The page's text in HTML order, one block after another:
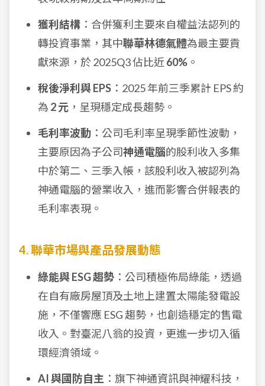
獲利結構 ：合併獲利主要來自權益法認列的
轉投資事業，其中聯華林德氣體為最主要貢
獻來源，於 2025Q3 佔比近60% 。
稅後淨利與 EPS ：2025 年前三季累計 EPS 約
為 2 元 ，呈現穩定成長趨勢。
毛利率波動 ：公司毛利率呈現季節性波動，
主要原因為子公司神通電腦的股利收入多集
中於第二、三季入帳，該股利收入被認列為
神通電腦的營業收入，進而影響合併報表的
毛利率表現。
4. 聯華市場與產品發展動態
綠能與 ESG 趨勢 ：公司積極佈局綠能，透過
在自有廠房屋頂及土地上建置太陽能發電設
施，不僅響應 ESG 趨勢，也創造穩定的售電
收入。對臺泥八翁的投資，更進一步切入循
環經濟領域。
AI 與國防自主 ：旗下神通資訊與神耀科技，